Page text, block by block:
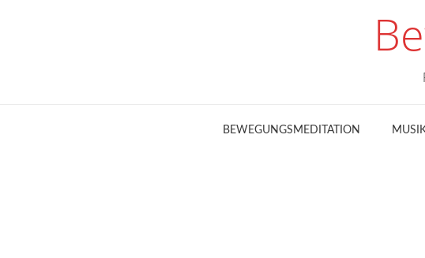
BEWEGUNGSMEDITATION